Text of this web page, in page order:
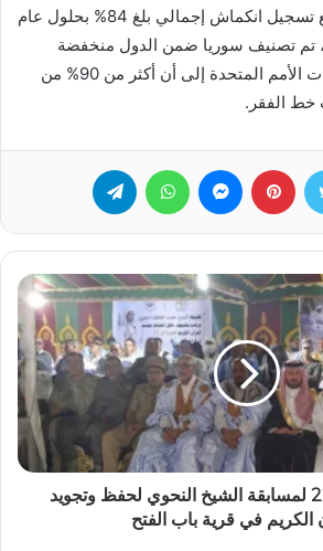
عامي 2010 و2021، مع تسجيل انكماش إجمالي بلغ 84% بحلول عام
2023. وفي عام 2018، تم تصنيف سوريا ضمن الدول منخفضة
الدخل. كما تشير تقديرات الأمم المتحدة إلى أن أكثر من 90% من
خط الفقر.
تويتر بينتيريست ماسنجر واتساب
اختتام الدورة الـ22 لمسابقة الشيخ النحوي لحفظ وتجويد
الكريم في قرية باب الفتح